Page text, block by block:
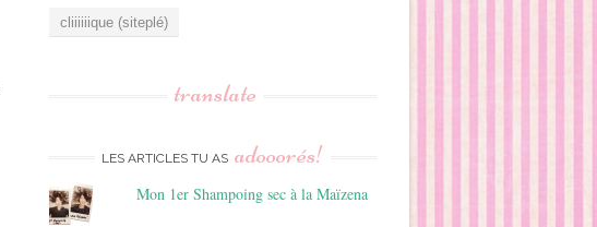
i
l
translate
LES ARTICLES TU AS adooorés!
Mon 1er Shampoing sec à la Maïzena